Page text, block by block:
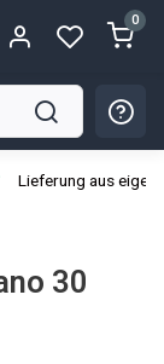
0
Lieferung aus
30